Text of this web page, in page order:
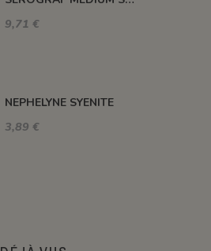
9,71 €
NEPHELYNE SYENITE
3,89 €